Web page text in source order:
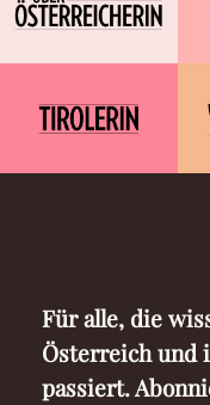
Für alle, die
Österreich und
passiert.